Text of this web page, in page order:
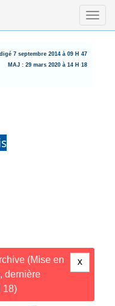
7 septembre 2014 à 09 H 47
MAJ : 29 mars 2020 à 14 H 18
x
(Mise en
, dernière
18)